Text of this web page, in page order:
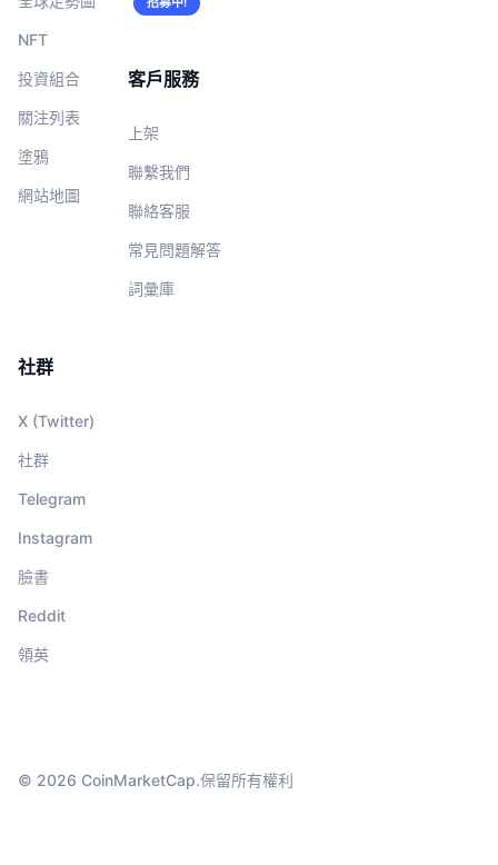
NFT
投資組合
關注列表
塗鴉
網站地圖
客戶服務
上架
聯繫我們
聯絡客服
常見問題解答
詞彙庫
社群
X (Twitter)
社群
Telegram
Instagram
臉書
Reddit
領英
© 2026 CoinMarketCap.保留所有權利